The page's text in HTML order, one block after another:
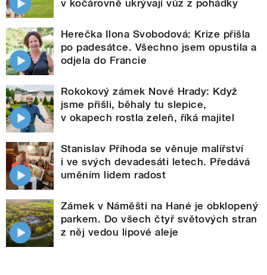
v kočárovně ukrývají vůz z pohádky
Herečka Ilona Svobodová: Krize přišla
po padesátce. Všechno jsem opustila a
odjela do Francie
Rokokový zámek Nové Hrady: Když
jsme přišli, běhaly tu slepice,
v okapech rostla zeleň, říká majitel
Stanislav Příhoda se věnuje malířství
i ve svých devadesáti letech. Předává
uměním lidem radost
Zámek v Náměšti na Hané je obklopený
parkem. Do všech čtyř světových stran
z něj vedou lipové aleje